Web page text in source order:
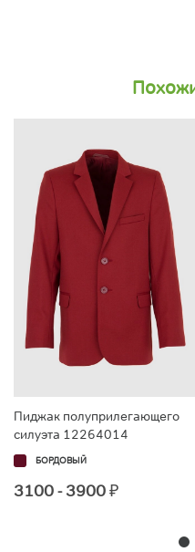
Пиджак полуприлегающего
силуэта 12264014
БОРДОВЫЙ
3100 - 3900₽